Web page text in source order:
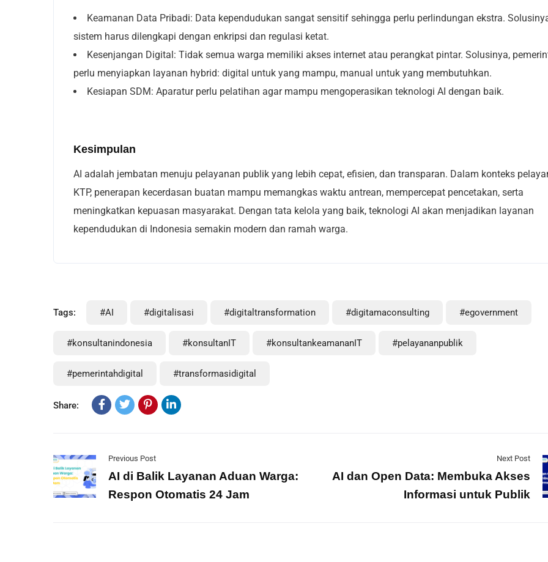
Keamanan Data Pribadi: Data kependudukan sangat sensitif sehingga perlu perlindungan ekstra.
sistem harus dilengkapi dengan enkripsi dan regulasi ketat.
Kesenjangan Digital: Tidak semua warga memiliki akses internet atau perangkat pintar. Solusinya,
perlu menyiapkan layanan hybrid: digital untuk yang mampu, manual untuk yang membutuhkan.
Kesiapan SDM: Aparatur perlu pelatihan agar mampu mengoperasikan teknologi AI dengan baik.
Kesimpulan
AI adalah jembatan menuju pelayanan publik yang lebih cepat, efisien, dan transparan. Dalam konteks
KTP, penerapan kecerdasan buatan mampu memangkas waktu antrean, mempercepat pencetakan, serta
meningkatkan kepuasan masyarakat. Dengan tata kelola yang baik, teknologi AI akan menjadikan layanan
kependudukan di Indonesia semakin modern dan ramah warga.
Tags: #AI #digitalisasi #digitaltransformation #digitamaconsulting #egovernment
#konsultanindonesia #konsultanIT #konsultankeamananIT #pelayananpublik
#pemerintahdigital #transformasidigital
Share:
Previous Post
AI di Balik Layanan Aduan Warga:
Respon Otomatis 24 Jam
Next Post
AI dan Open Data: Membuka Akses
Informasi untuk Publik